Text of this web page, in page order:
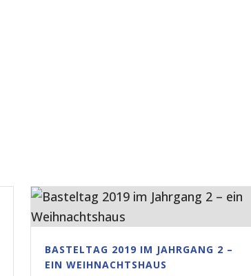
BASTELTAG 2019 IM JAHRGANG 2 –
EIN WEIHNACHTSHAUS